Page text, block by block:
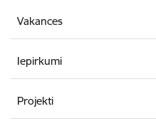
Vakances
Iepirkumi
Projekti